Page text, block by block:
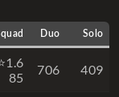
Duo Solo
85
706 409